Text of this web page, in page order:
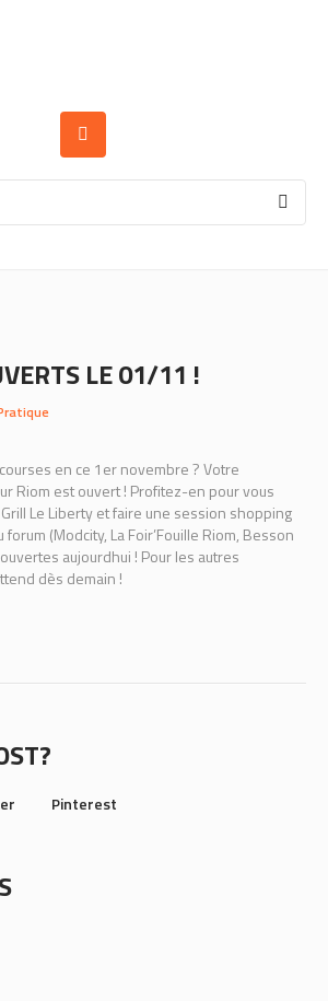
LE 01/11 !
en ce 1er novembre ? Votre
Riom est ouvert ! Profitez-en pour vous
Le Liberty et faire une session shopping
(Modcity, La Foir’Fouille Riom, Besson
aujourdhui ! Pour les autres
dès demain !
Pinterest